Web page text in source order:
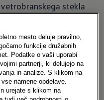
stekla
stekla v
Volkswagen:
kasko zavarovanju
franšize.
mesto deluje pravilno,
funkcije družabnih
Podatke o vaši uporabi
partnerji, ki delujejo na
in analize. S klikom na
namene obdelave.
urejate s klikom na